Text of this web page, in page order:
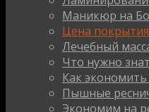
Маникюр на
Цена покрытия
Лечебный
Что нужно
Как экономить
Пышные
Экономим на